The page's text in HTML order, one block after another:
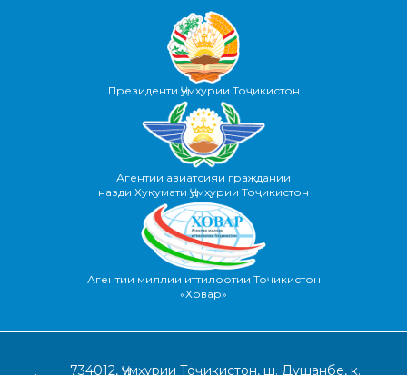
Президенти Ҷумҳурии Тоҷикистон
Агентии авиатсияи граждании
назди Хукумати Ҷумҳурии Тоҷикистон
Агентии миллии иттилоотии Тоҷикистон
«Ховар»
734012, Ҷумҳурии Тоҷикистон, ш. Душанбе, к.